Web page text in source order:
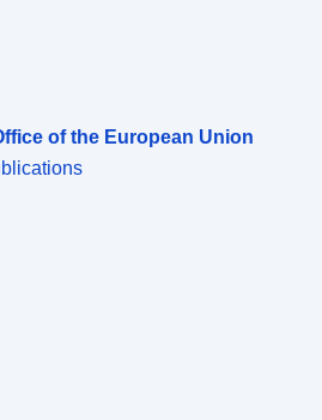
of the European Union